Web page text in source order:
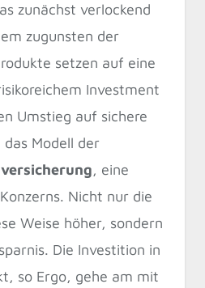
zunächst verlockend
zugunsten der
setzen auf eine
Investment
Umstieg auf sichere
Modell der
, eine
Nicht nur die
Weise höher, sondern
Die Investition in
so Ergo, gehe am mit